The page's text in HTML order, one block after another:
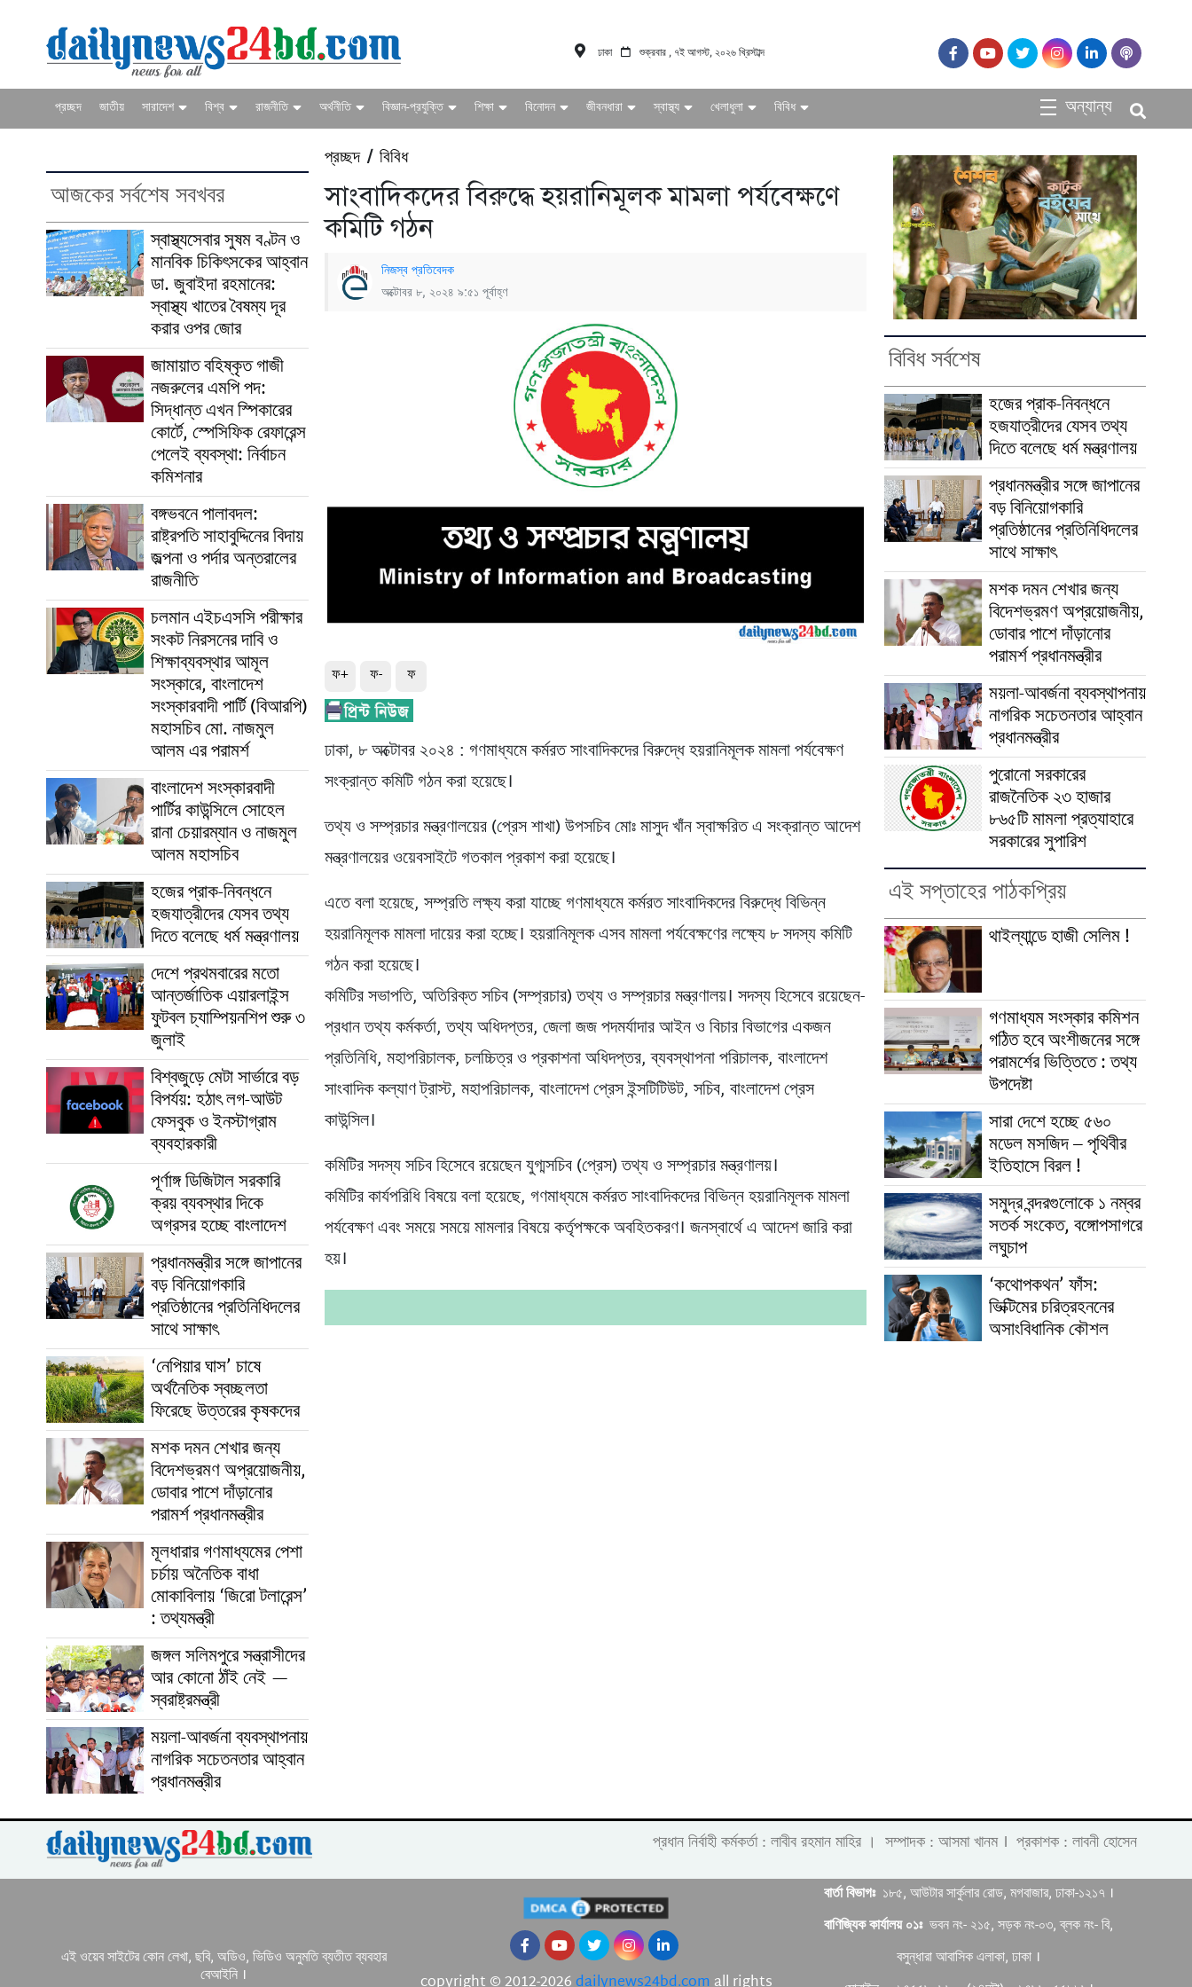
ঢাকা শুক্রবার , ৭ই আগস্ট, ২০২৬ খ্রিস্টাব্দ
প্রচ্ছদ জাতীয় সারাদেশ বিশ্ব রাজনীতি অর্থনীতি বিজ্ঞান-প্রযুক্তি শিক্ষা বিনোদন জীবনধারা স্বাস্থ্য খেলাধুলা বিবিধ অন্যান্য
আজকের সর্বশেষ সবখবর
স্বাস্থ্যসেবার সুষম বণ্টন ও
মানবিক চিকিৎসকের আহ্বান
ডা. জুবাইদা রহমানের:
স্বাস্থ্য খাতের বৈষম্য দূর
করার ওপর জোর
জামায়াত বহিষ্কৃত গাজী
নজরুলের এমপি পদ:
সিদ্ধান্ত এখন স্পিকারের
কোর্টে, স্পেসিফিক রেফারেন্স
পেলেই ব্যবস্থা: নির্বাচন
কমিশনার
বঙ্গভবনে পালাবদল:
রাষ্ট্রপতি সাহাবুদ্দিনের বিদায়
জল্পনা ও পর্দার অন্তরালের
রাজনীতি
চলমান এইচএসসি পরীক্ষার
সংকট নিরসনের দাবি ও
শিক্ষাব্যবস্থার আমূল
সংস্কারে, বাংলাদেশ
সংস্কারবাদী পার্টি (বিআরপি)
মহাসচিব মো. নাজমুল
আলম এর পরামর্শ
বাংলাদেশ সংস্কারবাদী
পার্টির কাউন্সিলে সোহেল
রানা চেয়ারম্যান ও নাজমুল
আলম মহাসচিব
হজের প্রাক-নিবন্ধনে
হজযাত্রীদের যেসব তথ্য
দিতে বলেছে ধর্ম মন্ত্রণালয়
দেশে প্রথমবারের মতো
আন্তর্জাতিক এয়ারলাইন্স
ফুটবল চ্যাম্পিয়নশিপ শুরু ৩
জুলাই
বিশ্বজুড়ে মেটা সার্ভারে বড়
বিপর্যয়: হঠাৎ লগ-আউট
ফেসবুক ও ইনস্টাগ্রাম
ব্যবহারকারী
পূর্ণাঙ্গ ডিজিটাল সরকারি
ক্রয় ব্যবস্থার দিকে
অগ্রসর হচ্ছে বাংলাদেশ
প্রধানমন্ত্রীর সঙ্গে জাপানের
বড় বিনিয়োগকারি
প্রতিষ্ঠানের প্রতিনিধিদলের
সাথে সাক্ষাৎ
‘নেপিয়ার ঘাস’ চাষে
অর্থনৈতিক স্বচ্ছলতা
ফিরেছে উত্তরের কৃষকদের
মশক দমন শেখার জন্য
বিদেশভ্রমণ অপ্রয়োজনীয়,
ডোবার পাশে দাঁড়ানোর
পরামর্শ প্রধানমন্ত্রীর
মূলধারার গণমাধ্যমের পেশা
চর্চায় অনৈতিক বাধা
মোকাবিলায় ‘জিরো টলারেন্স’
: তথ্যমন্ত্রী
জঙ্গল সলিমপুরে সন্ত্রাসীদের
আর কোনো ঠাঁই নেই —
স্বরাষ্ট্রমন্ত্রী
ময়লা-আবর্জনা ব্যবস্থাপনায়
নাগরিক সচেতনতার আহ্বান
প্রধানমন্ত্রীর
প্রচ্ছদ/বিবিধ
সাংবাদিকদের বিরুদ্ধে হয়রানিমূলক মামলা পর্যবেক্ষণে
কমিটি গঠন
নিজস্ব প্রতিবেদক
অক্টোবর ৮, ২০২৪ ৯:৫১ পূর্বাহ্ণ
ফ+ ফ- ফ
ঢাকা, ৮ অক্টোবর ২০২৪ : গণমাধ্যমে কর্মরত সাংবাদিকদের বিরুদ্ধে হয়রানিমূলক মামলা পর্যবেক্ষণ
সংক্রান্ত কমিটি গঠন করা হয়েছে।
তথ্য ও সম্প্রচার মন্ত্রণালয়ের (প্রেস শাখা) উপসচিব মোঃ মাসুদ খাঁন স্বাক্ষরিত এ সংক্রান্ত আদেশ
মন্ত্রণালয়ের ওয়েবসাইটে গতকাল প্রকাশ করা হয়েছে।
এতে বলা হয়েছে, সম্প্রতি লক্ষ্য করা যাচ্ছে গণমাধ্যমে কর্মরত সাংবাদিকদের বিরুদ্ধে বিভিন্ন
হয়রানিমূলক মামলা দায়ের করা হচ্ছে। হয়রানিমূলক এসব মামলা পর্যবেক্ষণের লক্ষ্যে ৮ সদস্য কমিটি
গঠন করা হয়েছে।
কমিটির সভাপতি, অতিরিক্ত সচিব (সম্প্রচার) তথ্য ও সম্প্রচার মন্ত্রণালয়। সদস্য হিসেবে রয়েছেন-
প্রধান তথ্য কর্মকর্তা, তথ্য অধিদপ্তর, জেলা জজ পদমর্যাদার আইন ও বিচার বিভাগের একজন
প্রতিনিধি, মহাপরিচালক, চলচ্চিত্র ও প্রকাশনা অধিদপ্তর, ব্যবস্থাপনা পরিচালক, বাংলাদেশ
সাংবাদিক কল্যাণ ট্রাস্ট, মহাপরিচালক, বাংলাদেশ প্রেস ইন্সটিটিউট, সচিব, বাংলাদেশ প্রেস
কাউন্সিল।
কমিটির সদস্য সচিব হিসেবে রয়েছেন যুগ্মসচিব (প্রেস) তথ্য ও সম্প্রচার মন্ত্রণালয়।
কমিটির কার্যপরিধি বিষয়ে বলা হয়েছে, গণমাধ্যমে কর্মরত সাংবাদিকদের বিভিন্ন হয়রানিমূলক মামলা
পর্যবেক্ষণ এবং সময়ে সময়ে মামলার বিষয়ে কর্তৃপক্ষকে অবহিতকরণ। জনস্বার্থে এ আদেশ জারি করা
হয়।
বিবিধ সর্বশেষ
হজের প্রাক-নিবন্ধনে
হজযাত্রীদের যেসব তথ্য
দিতে বলেছে ধর্ম মন্ত্রণালয়
প্রধানমন্ত্রীর সঙ্গে জাপানের
বড় বিনিয়োগকারি
প্রতিষ্ঠানের প্রতিনিধিদলের
সাথে সাক্ষাৎ
মশক দমন শেখার জন্য
বিদেশভ্রমণ অপ্রয়োজনীয়,
ডোবার পাশে দাঁড়ানোর
পরামর্শ প্রধানমন্ত্রীর
ময়লা-আবর্জনা ব্যবস্থাপনায়
নাগরিক সচেতনতার আহ্বান
প্রধানমন্ত্রীর
পুরোনো সরকারের
রাজনৈতিক ২৩ হাজার
৮৬৫টি মামলা প্রত্যাহারে
সরকারের সুপারিশ
এই সপ্তাহের পাঠকপ্রিয়
থাইল্যান্ডে হাজী সেলিম !
গণমাধ্যম সংস্কার কমিশন
গঠিত হবে অংশীজনের সঙ্গে
পরামর্শের ভিত্তিতে : তথ্য
উপদেষ্টা
সারা দেশে হচ্ছে ৫৬০
মডেল মসজিদ – পৃথিবীর
ইতিহাসে বিরল !
সমুদ্র বন্দরগুলোকে ১ নম্বর
সতর্ক সংকেত, বঙ্গোপসাগরে
লঘুচাপ
‘কথোপকথন’ ফাঁস:
ভিক্টিমের চরিত্রহননের
অসাংবিধানিক কৌশল
প্রধান নির্বাহী কর্মকর্তা : লাবীব রহমান মাহির । সম্পাদক : আসমা খানম । প্রকাশক : লাবনী হোসেন
এই ওয়েব সাইটের কোন লেখা, ছবি, অডিও, ভিডিও অনুমতি ব্যতীত ব্যবহার
বেআইনি ।
বার্তা বিভাগঃ১৮৫, আউটার সার্কুলার রোড, মগবাজার, ঢাকা-১২১৭ ।
বাণিজ্যিক কার্যালয় ০১ঃভবন নং- ২১৫, সড়ক নং-০৩, ব্লক নং- বি,
বসুন্ধারা আবাসিক এলাকা, ঢাকা ।